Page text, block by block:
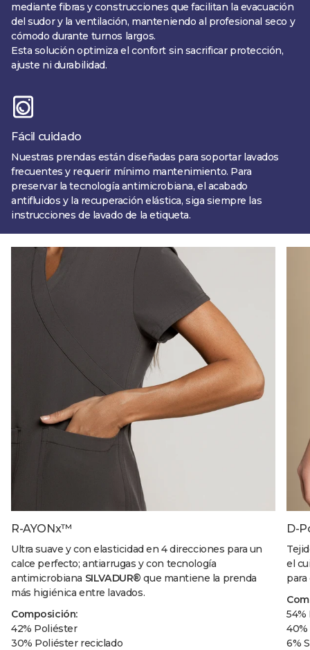
mediante fibras y construcciones que facilitan la evacuación
del sudor y la ventilación, manteniendo al profesional seco y
cómodo durante turnos largos.
Esta solución optimiza el confort sin sacrificar protección,
ajuste ni durabilidad.
Fácil cuidado
Nuestras prendas están diseñadas para soportar lavados
frecuentes y requerir mínimo mantenimiento. Para
preservar la tecnología antimicrobiana, el acabado
antifluidos y la recuperación elástica, siga siempre las
instrucciones de lavado de la etiqueta.
R-AYONx™
Ultra suave y con elasticidad en 4 direcciones para un
calce perfecto; antiarrugas y con tecnología
antimicrobiana SILVADUR® que mantiene la prenda
más higiénica entre lavados.
Composición:
42% Poliéster
30% Poliéster reciclado
D-
el
6%